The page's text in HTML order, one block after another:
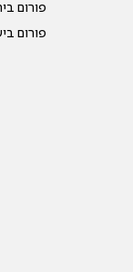
פורום
פורום